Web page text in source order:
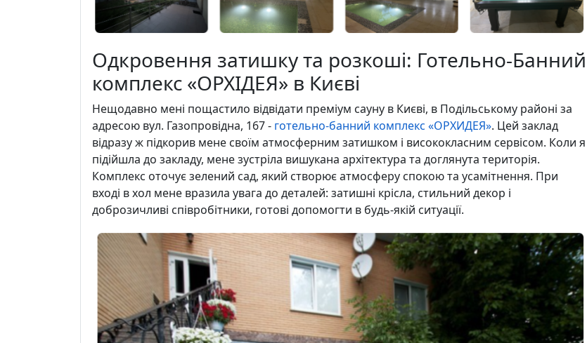
Одкровення затишку та розкоші: Готельно-Банний
комплекс «ОРХІДЕЯ» в Києві
Нещодавно мені пощастило відвідати преміум сауну в Києві, в Подільському районі за
адресою вул. Газопровідна, 167 - готельно-банний комплекс «ОРХИДЕЯ». Цей заклад
відразу ж підкорив мене своїм атмосферним затишком і висококласним сервісом. Коли я
підійшла до закладу, мене зустріла вишукана архітектура та доглянута територія.
Комплекс оточує зелений сад, який створює атмосферу спокою та усамітнення. При
вході в хол мене вразила увага до деталей: затишні крісла, стильний декор і
доброзичливі співробітники, готові допомогти в будь-якій ситуації.